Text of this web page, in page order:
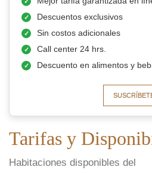
Descuentos exclusivos
Sin costos adicionales
Call center 24 hrs.
Descuento en alimentos y
Tarifas y
Habitaciones disponibles del